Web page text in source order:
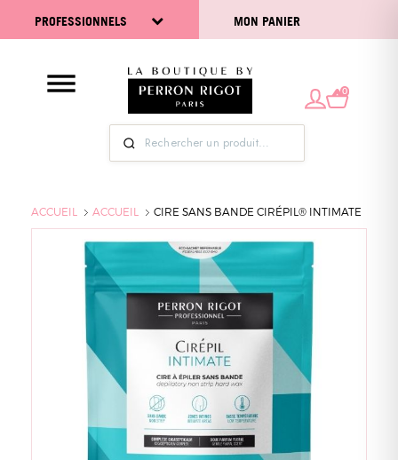
PROFESSIONNELS MON PANIER
0
ACCUEIL ACCUEIL CIRE SANS BANDE CIRÉPIL® INTIMATE